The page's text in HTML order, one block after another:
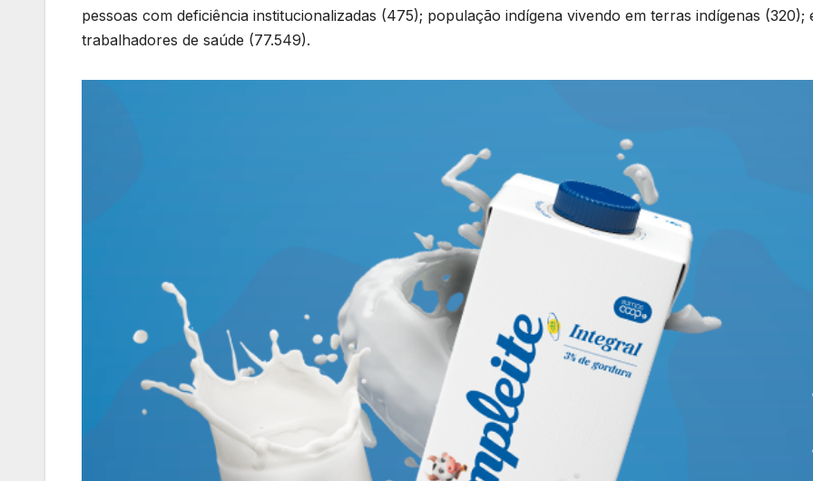
pessoas com deficiência institucionalizadas (475); população indígena vivendo em terras indígenas (320);
trabalhadores de saúde (77.549).